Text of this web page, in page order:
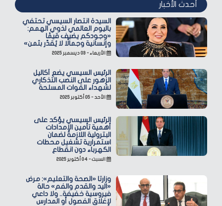
أحدث الأخبار
السيدة انتصار السيسي تحتفي
باليوم العالمي لذوي الهمم:
«وجودكم يضيف قيمًا
وإنسانية وجمالًا لا يُقدّر بثمن»
الأربعاء - ٠٣ ديسمبر ٢٠٢٥
الرئيس السيسي يضع أكاليل
الزهور على النصب التذكاري
لشهداء القوات المسلحة
الأحد - ٠٥ أكتوبر ٢٠٢٥
الرئيس السيسي يؤكد على
أهمية تأمين الإمدادات
البترولية اللازمة لضمان
استمرارية تشغيل محطات
الكهرباء دون انقطاع
السبت - ٠٤ أكتوبر ٢٠٢٥
وزارتا «الصحة والتعليم»: مرض
«اليد والقدم والفم» حالة
فيروسية خفيفة.. ولا داعي
لإغلاق الفصول أو المدارس